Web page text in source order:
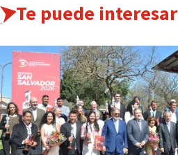
Te puede interesar